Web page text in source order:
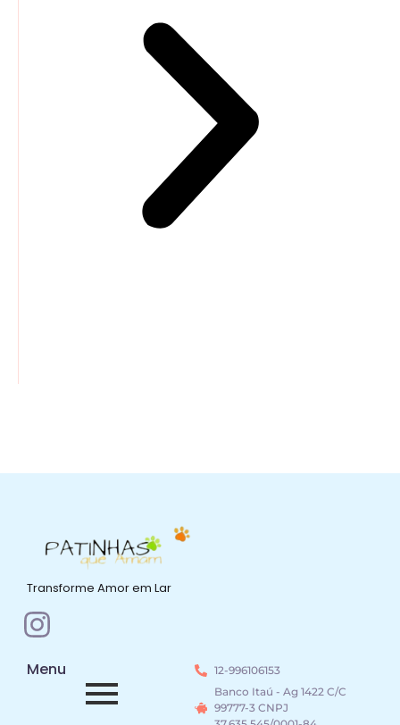
Transforme Amor em Lar
Menu
12-996106153
Banco Itaú - Ag 1422 C/C
99777-3 CNPJ